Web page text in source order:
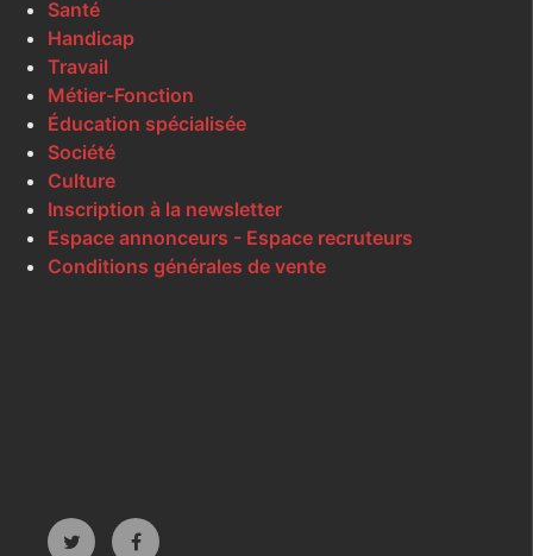
Santé
Handicap
Travail
Métier-Fonction
Éducation spécialisée
Société
Culture
Inscription à la newsletter
Espace annonceurs - Espace recruteurs
Conditions générales de vente